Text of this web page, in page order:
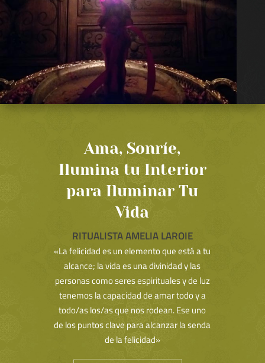
Ama, Sonríe,
Ilumina tu Interior
para Iluminar Tu
Vida
RITUALISTA AMELIA LAROIE
«La felicidad es un elemento que está a tu
alcance; la vida es una divinidad y las
personas como seres espirituales y de luz
tenemos la capacidad de amar todo y a
todo/as los/as que nos rodean. Ese uno
de los puntos clave para alcanzar la senda
de la felicidad»